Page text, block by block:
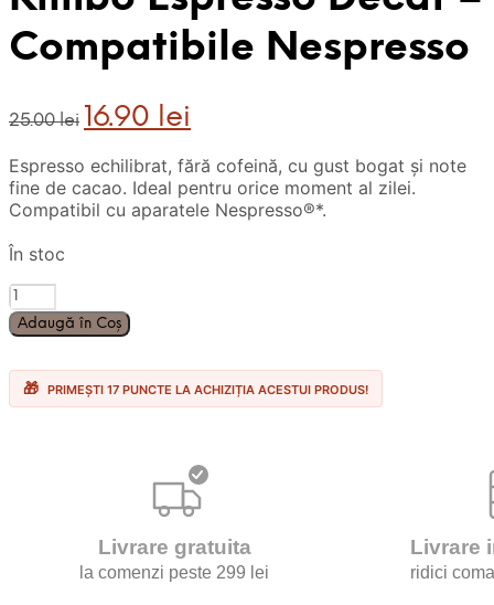
Compatibile Nespresso
25.00lei
Prețul
inițial
fost:
25.00 lei.
16.90 leicurent
16.90 lei.
Espresso echilibrat, fără cofeină, cu gust bogat și note
fine de cacao. Ideal pentru orice moment al zilei.
Compatibil cu aparatele Nespresso®*.
În stoc
Cantitate
10
Capsule
Kimbo
Espresso
Adaugă în Coș
PRIMEȘTI 17 PUNCTE LA ACHIZIȚIA ACESTUI PRODUS!